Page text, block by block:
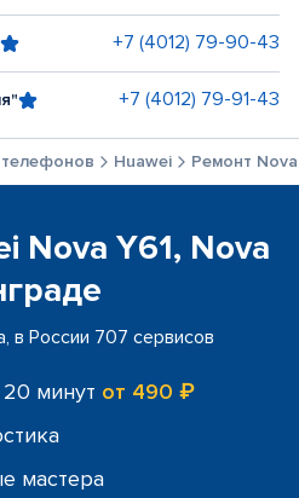
+7 (4012) 79-90-43
+7 (4012) 79-91-43
Huawei Ремонт
Nova Y61, Nova
в России 707 сервисов
минут от 490 ₽
мастера